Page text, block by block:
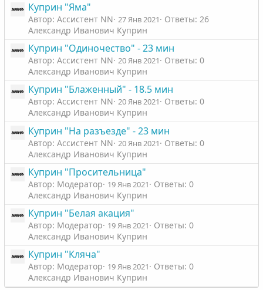
Куприн "Яма"
Автор: Ассистент NN 27 Янв 2021
Ответы: 26
Александр Иванович Куприн
Куприн "Одиночество" - 23 мин
Автор: Ассистент NN 20 Янв 2021
Ответы: 0
Александр Иванович Куприн
Куприн "Блаженный" - 18.5 мин
Автор: Ассистент NN 20 Янв 2021
Ответы: 0
Александр Иванович Куприн
Куприн "На разъезде" - 23 мин
Автор: Ассистент NN 20 Янв 2021
Ответы: 0
Александр Иванович Куприн
Куприн "Просительница"
Автор: Модератор 19 Янв 2021
Ответы: 0
Александр Иванович Куприн
Куприн "Белая акация"
Автор: Модератор 19 Янв 2021
Ответы: 0
Александр Иванович Куприн
Куприн "Кляча"
Автор: Модератор 19 Янв 2021
Ответы: 0
Александр Иванович Куприн